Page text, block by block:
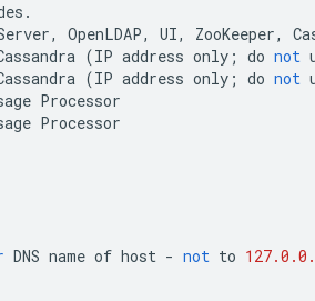
.
, OpenLDAP, UI, ZooKeeper,
(IP address only ; do not
(IP address only ; do not
Processor
Processor
DNS name of host - not to